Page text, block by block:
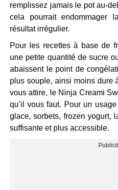
remplissez jamais le pot au-
cela pourrait endommager
résultat irrégulier.
Pour les recettes à base de
une petite quantité de sucre
abaissent le point de
plus souple, ainsi moins dure
vous attire, le Ninja Creami
qu’il vous faut. Pour un
glace, sorbets, frozen yogurt,
suffisante et plus accessible.